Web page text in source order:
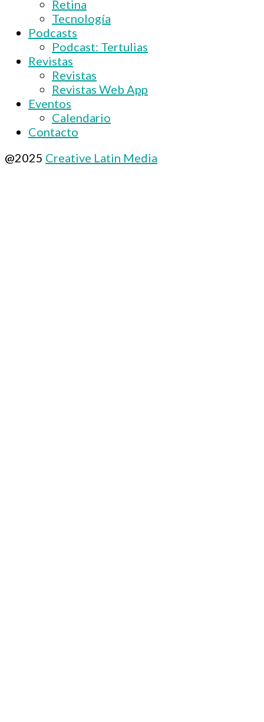
Retina
Tecnología
Podcasts
Podcast: Tertulias
Revistas
Revistas
Revistas Web App
Eventos
Calendario
Contacto
@2025 Creative Latin Media